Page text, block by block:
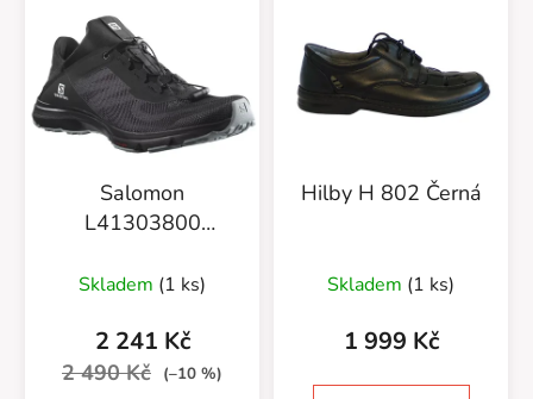
Salomon
L41303800
Skladem (1 ks)
2 241 Kč
2 490 Kč (–10 %)
Hilby H 802 Černá
Skladem (1 ks)
1 999 Kč